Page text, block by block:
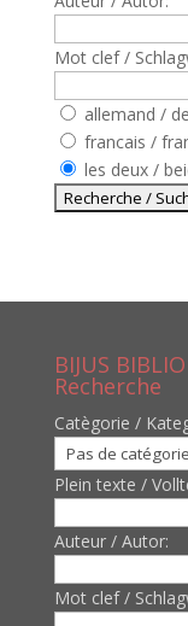
Mot clef /
allemand /
francais /
les deux /
BIJUS
Recherche
Catègorie /
Plein texte /
Auteur / Autor:
Mot clef /